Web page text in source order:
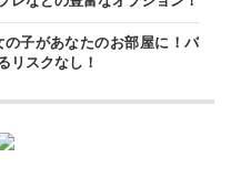
子があなたのお部屋に！バ
リスクなし！